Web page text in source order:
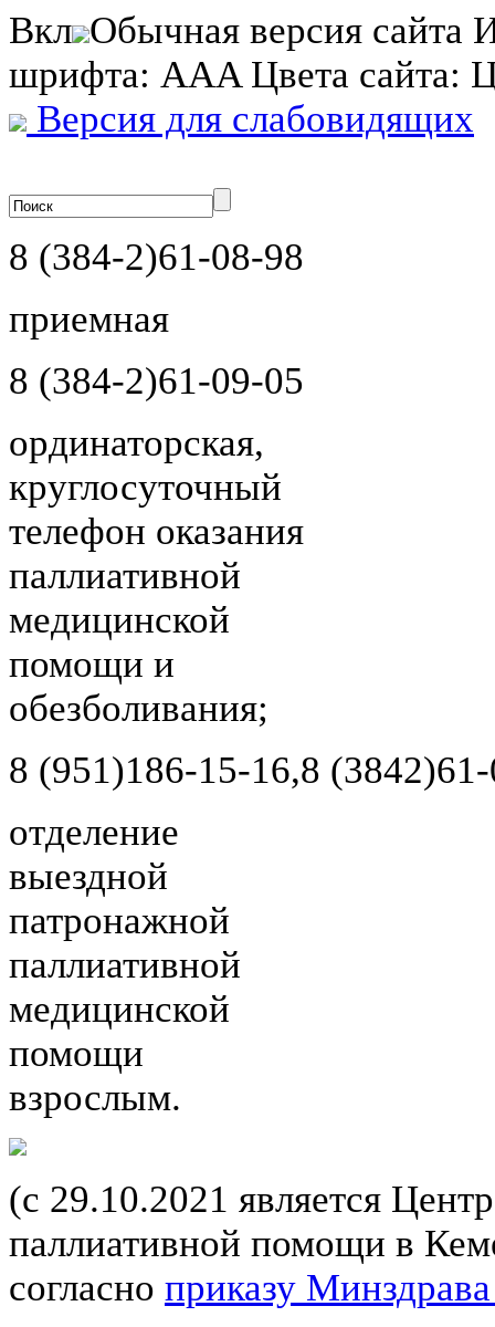
Вкл Обычная версия сайта
шрифта: AAAЦвета сайта:
Версия для слабовидящих
8 (384-2)61-08-98
приемная
8 (384-2)61-09-05
ординаторская,
круглосуточный
телефон оказания
паллиативной
медицинской
помощи и
обезболивания;
8 (951)186-15-16,8 (3842)
отделение
выездной
патронажной
паллиативной
медицинской
помощи
взрослым.
(с 29.10.2021 является
паллиативной помощи в
согласно приказу